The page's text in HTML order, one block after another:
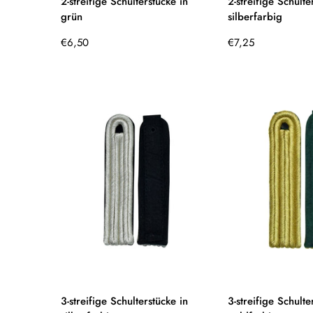
grün
Regulärer
€6,50
silberfarbig
Regulärer
€7,25
3-streifige Schulterstücke in
3-streifige